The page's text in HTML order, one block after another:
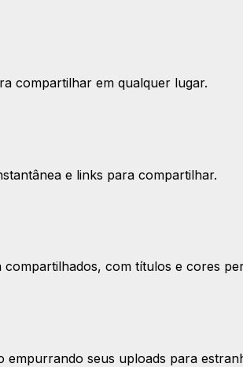
compartilhar em qualquer lugar.
e links para compartilhar.
com títulos e cores
empurrando seus uploads para